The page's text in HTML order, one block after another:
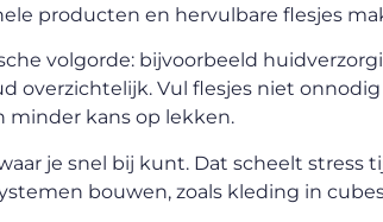
producten en hervulbare flesjes
volgorde: bijvoorbeeld
overzichtelijk. Vul flesjes niet onnodig
kans op lekken.
je snel bij kunt. Dat scheelt stress
bouwen, zoals kleding in